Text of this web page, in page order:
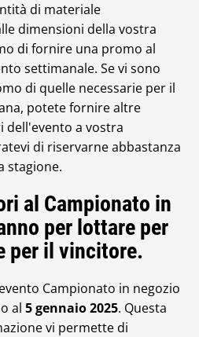
di materiale
dimensioni della vostra
di fornire una promo al
settimanale. Se vi sono
di quelle necessarie per il
potete fornire altre
dell'evento a vostra
di riservarne abbastanza
stagione.
al Campionato in
per lottare per
per il vincitore.
Campionato in negozio
al 5 gennaio 2025. Questa
vi permette di